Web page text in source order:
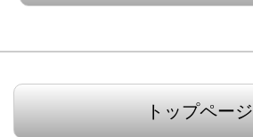
トップページ